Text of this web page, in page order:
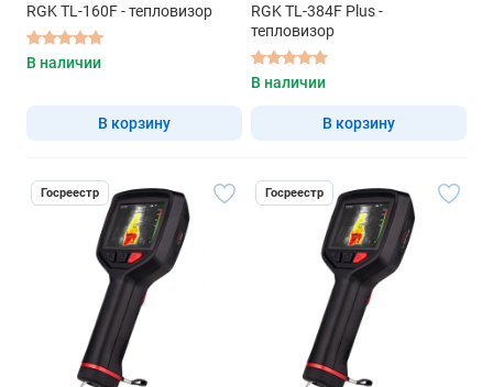
RGK TL-160F - тепловизор
В наличии
В корзину
RGK TL-384F Plus -
тепловизор
В наличии
В корзину
Госреестр Госреестр